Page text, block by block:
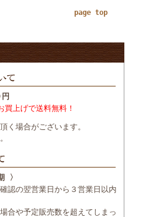
page top
買上げで送料無料！
く場合がございます。
〉
認の翌営業日から３営業日以内
合や予定販売数を超えてしまっ